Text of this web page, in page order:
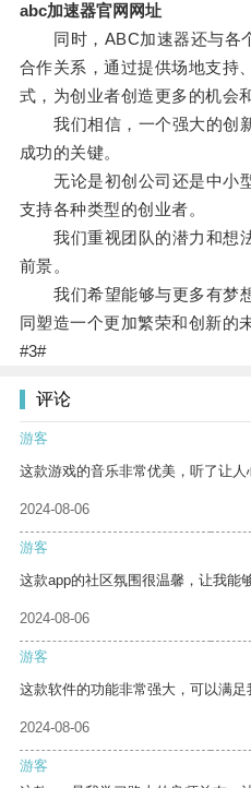
abc加速器官网网址
同时，ABC加速器还与各
合作关系，通过提供场地支持
式，为创业者创造更多的机会
我们相信，一个强大的创
成功的关键。
无论是初创公司还是中小
支持各种类型的创业者。
我们重视团队的潜力和想
前景。
我们希望能够与更多有梦
同塑造一个更加繁荣和创新的
#3#
评论
游客
这款游戏的音乐非常优美，听了让人
2024-08-06
游客
这款app的社区氛围很温馨，让我能
2024-08-06
游客
这款软件的功能非常强大，可以满足
2024-08-06
游客